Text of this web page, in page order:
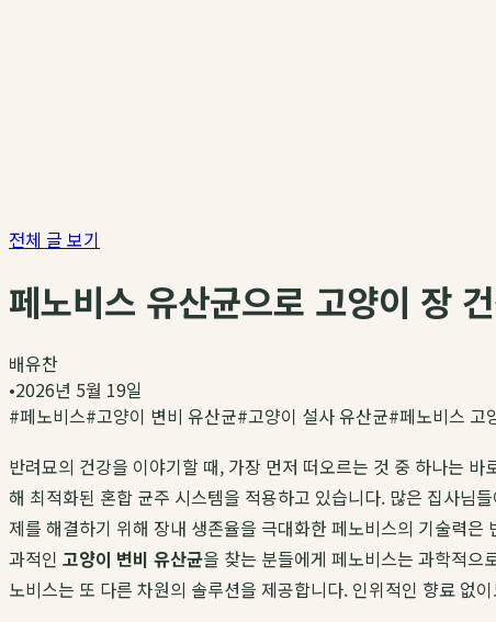
전체 글 보기
페노비스 유산균으로 고양이 장
배유찬
•2026년 5월 19일
#페노비스#고양이 변비 유산균#고양이 설사 유산균#페노비스 고
반려묘의 건강을 이야기할 때, 가장 먼저 떠오르는 것 중 하나는
해 최적화된 혼합 균주 시스템을 적용하고 있습니다. 많은 집사님
제를 해결하기 위해 장내 생존율을 극대화한 페노비스의 기술력
과적인 고양이 변비 유산균을 찾는 분들에게 페노비스는 과학적으
노비스는 또 다른 차원의 솔루션을 제공합니다. 인위적인 향료 없